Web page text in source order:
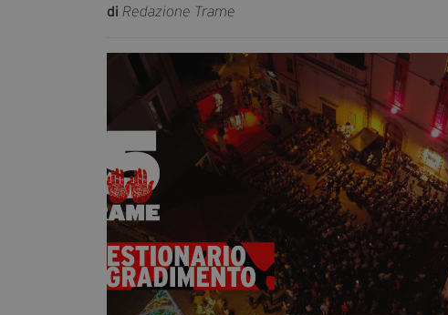
di Redazione Trame